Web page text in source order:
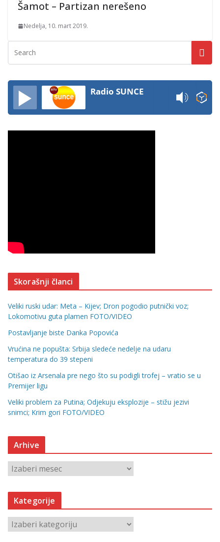
Šamot – Partizan nerešeno
Nedelja, 10. mart 2019.
Radio SUNCE
Skorašnji članci
Veliki ruski udar: Meta – Kijev; Dron pogodio putnički voz;
Lokomotivu guta plamen FOTO/VIDEO
Postavljanje biste Danka Popovića
Vrućina ne popušta: Srbija sledeće nedelje na udaru
temperatura do 39 stepeni
Otišao iz Arsenala pre nego što su podigli trofej – vratio se u
Premijer ligu
Veliki problem za Putina; Odjekuju eksplozije – stižu jezivi
snimci; Krim gori FOTO/VIDEO
Arhive
r
h
v
Kategorije
a